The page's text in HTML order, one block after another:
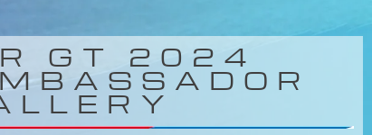
GT 2024